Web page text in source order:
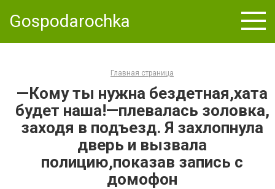
Gospodarochka
Главная страница
—Кому ты нужна бездетная,хата
будет наша!—плевалась золовка,
заходя в подъезд. Я захлопнула
дверь и вызвала
полицию,показав запись с
домофон